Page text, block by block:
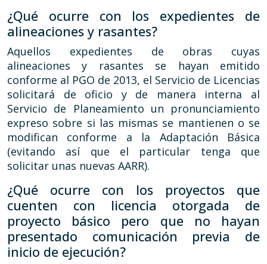
¿Qué ocurre con los expedientes de
alineaciones y rasantes?
Aquellos expedientes de obras cuyas
alineaciones y rasantes se hayan emitido
conforme al PGO de 2013, el Servicio de Licencias
solicitará de oficio y de manera interna al
Servicio de Planeamiento un pronunciamiento
expreso sobre si las mismas se mantienen o se
modifican conforme a la Adaptación Básica
(evitando así que el particular tenga que
solicitar unas nuevas AARR).
¿Qué ocurre con los proyectos que
cuenten con licencia otorgada de
proyecto básico pero que no hayan
presentado comunicación previa de
inicio de ejecución?